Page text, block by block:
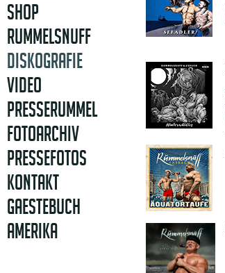
SHOP
RUMMELSNUFF
DISKOGRAFIE
VIDEO
PRESSERUMMEL
FOTOARCHIV
PRESSEFOTOS
KONTAKT
GAESTEBUCH
AMERIKA